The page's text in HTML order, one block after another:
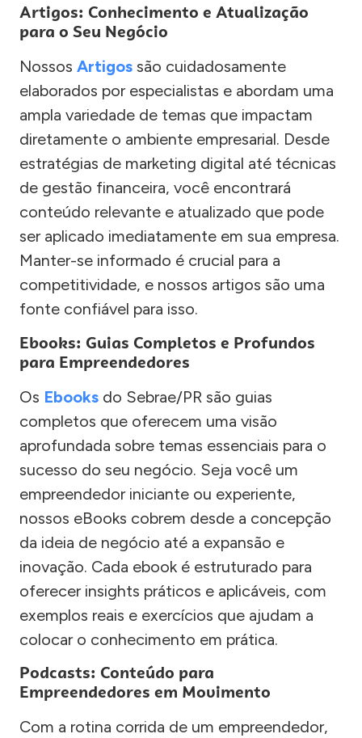
Artigos: Conhecimento e Atualização
para o Seu Negócio
Nossos Artigos são cuidadosamente
elaborados por especialistas e abordam uma
ampla variedade de temas que impactam
diretamente o ambiente empresarial. Desde
estratégias de marketing digital até técnicas
de gestão financeira, você encontrará
conteúdo relevante e atualizado que pode
ser aplicado imediatamente em sua empresa.
Manter-se informado é crucial para a
competitividade, e nossos artigos são uma
fonte confiável para isso.
Ebooks: Guias Completos e Profundos
para Empreendedores
Os Ebooks do Sebrae/PR são guias
completos que oferecem uma visão
aprofundada sobre temas essenciais para o
sucesso do seu negócio. Seja você um
empreendedor iniciante ou experiente,
nossos eBooks cobrem desde a concepção
da ideia de negócio até a expansão e
inovação. Cada ebook é estruturado para
oferecer insights práticos e aplicáveis, com
exemplos reais e exercícios que ajudam a
colocar o conhecimento em prática.
Podcasts: Conteúdo para
Empreendedores em Movimento
Com a rotina corrida de um empreendedor,